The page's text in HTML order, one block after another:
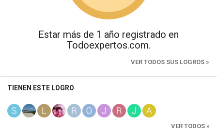
Estar más de 1 año registrado en
Todoexpertos.com.
VER TODOS SUS LOGROS »
TIENEN ESTE LOGRO
VER TODOS »